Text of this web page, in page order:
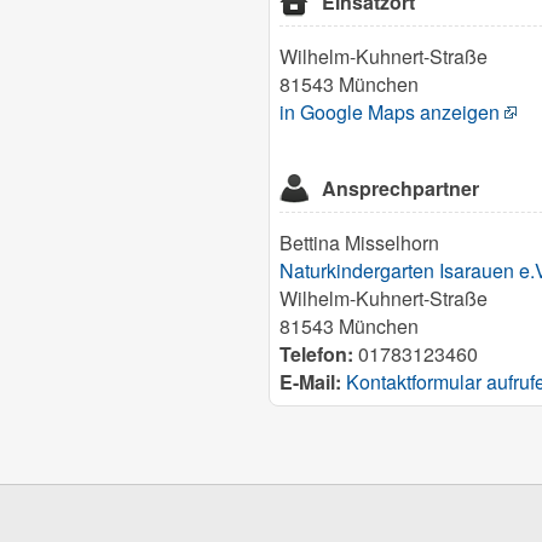
Wilhelm-Kuhnert-Straße
81543 München
in Google Maps anzeigen
Ansprechpartner
Bettina Misselhorn
Naturkindergarten Isarauen
Wilhelm-Kuhnert-Straße
81543 München
Telefon: 01783123460
E-Mail: Kontaktformular